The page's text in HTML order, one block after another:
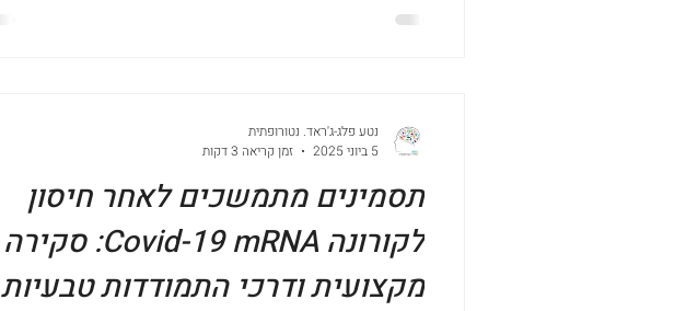
תסמינים מתמשכים לאחר חיסון
לקורונה Covid-19 mRNA: סקירה
מקצועית ודרכי התמודדות טבעיות
נטע פלג-ג'ראד. נטורופתית
5 ביוני 2025
זמן קריאה 3 דקות